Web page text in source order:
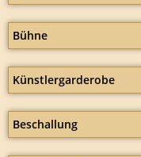
Bühne
Künstlergarderobe
Beschallung